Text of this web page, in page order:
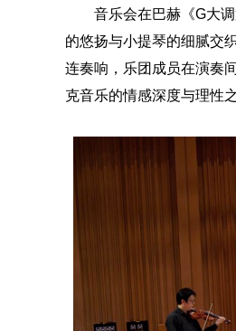
音乐会在巴赫《G大
的悠扬与小提琴的细腻交
连奏响，乐团成员在演奏
克音乐的情感深度与理性之